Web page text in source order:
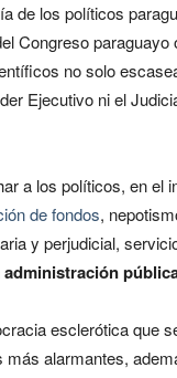
de los políticos
Congreso
no solo
Ejecutivo ni el
a los políticos, en el
de fondos,
y perjudicial,
esclerótica que
alarmantes,